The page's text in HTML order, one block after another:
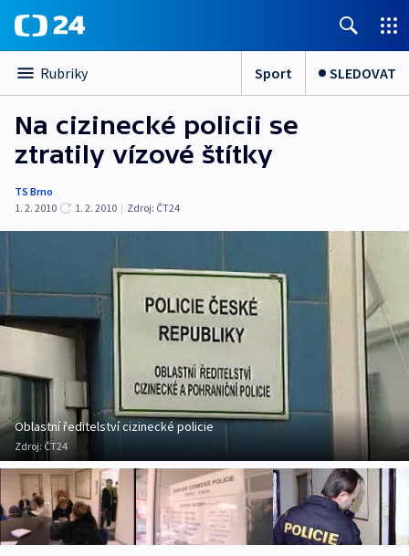
Rubriky Sport SLEDOVAT
Na cizinecké policii se
ztratily vízové štítky
TS Brno
1. 2. 2010
1. 2. 2010 | Zdroj: ČT24
Oblastní ředitelství cizinecké policie
Zdroj: ČT24